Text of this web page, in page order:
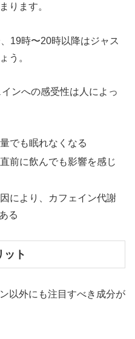
ります。
19時〜20時以降はジャス
う。
インへの感受性は人によっ
でも眠れなくなる
前に飲んでも影響を感じ
により、カフェイン代謝
る
ット
以外にも注目すべき成分が